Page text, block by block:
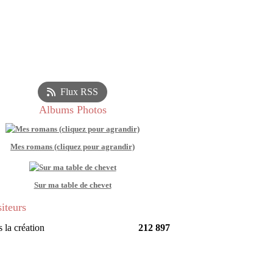
Flux RSS
Albums Photos
Mes romans (cliquez pour agrandir)
Sur ma table de chevet
la création 212 897